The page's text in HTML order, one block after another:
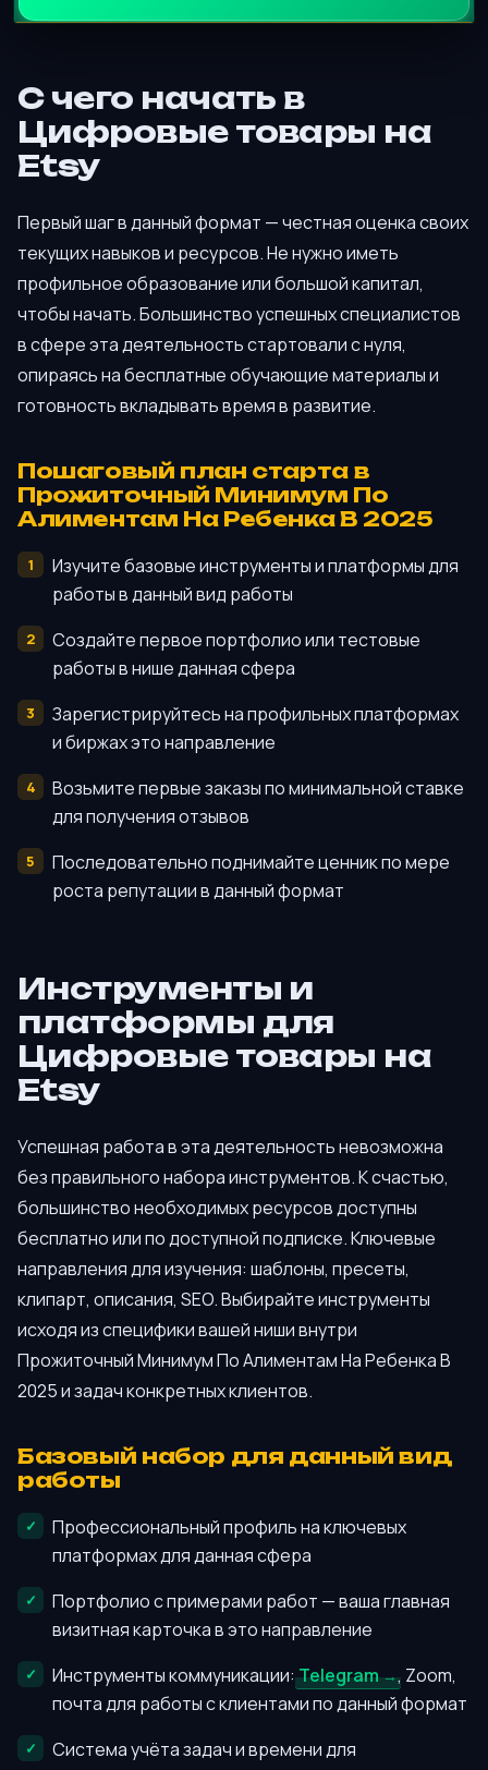
С чего начать в
Цифровые товары на
Etsy
Первый шаг в данный формат — честная оценка своих
текущих навыков и ресурсов. Не нужно иметь
профильное образование или большой капитал,
чтобы начать. Большинство успешных специалистов
в сфере эта деятельность стартовали с нуля,
опираясь на бесплатные обучающие материалы и
готовность вкладывать время в развитие.
Пошаговый план старта в
Прожиточный Минимум По
Алиментам На Ребенка В 2025
Изучите базовые инструменты и платформы для
работы в данный вид работы
Создайте первое портфолио или тестовые
работы в нише данная сфера
Зарегистрируйтесь на профильных платформах
и биржах это направление
Возьмите первые заказы по минимальной ставке
для получения отзывов
Последовательно поднимайте ценник по мере
роста репутации в данный формат
Инструменты и
платформы для
Цифровые товары на
Etsy
Успешная работа в эта деятельность невозможна
без правильного набора инструментов. К счастью,
большинство необходимых ресурсов доступны
бесплатно или по доступной подписке. Ключевые
направления для изучения: шаблоны, пресеты,
клипарт, описания, SEO. Выбирайте инструменты
исходя из специфики вашей ниши внутри
Прожиточный Минимум По Алиментам На Ребенка В
2025 и задач конкретных клиентов.
Базовый набор для данный вид
работы
Профессиональный профиль на ключевых
платформах для данная сфера
Портфолио с примерами работ — ваша главная
визитная карточка в это направление
Инструменты коммуникации:Telegram
, Zoom,
почта для работы с клиентами по данный формат
Система учёта задач и времени для